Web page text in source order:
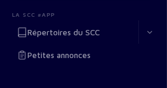
LA SCC #APP
Répertoires du SCC
Petites annonces